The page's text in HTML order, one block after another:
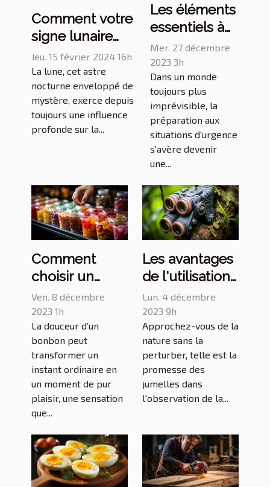
Comment votre
signe lunaire
influence vos
émotions et
comportements
au quotidien
Jeu. 15 février 2024 16h
La lune, cet astre
nocturne enveloppé de
mystère, exerce depuis
toujours une influence
profonde sur la...
Les éléments
essentiels à
inclure dans
un kit de
survie en
milieu urbain
Mer. 27 décembre
2023 3h
Dans un monde
toujours plus
imprévisible, la
préparation aux
situations d'urgence
s'avère devenir
une...
Comment
choisir un
grossiste de
bonbons pour
votre
commerce :
critères et
conseils
Ven. 8 décembre
2023 1h
La douceur d’un
bonbon peut
transformer un
instant ordinaire en
un moment de pur
plaisir, une sensation
que...
Les avantages
de l'utilisation
des jumelles
pour
l'observation
de la faune
Lun. 4 décembre
2023 9h
Approchez-vous de la
nature sans la
perturber, telle est la
promesse des
jumelles dans
l'observation de la...